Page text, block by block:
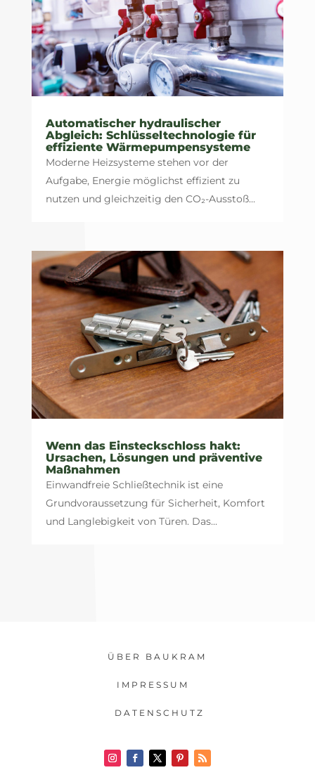
Automatischer hydraulischer
Abgleich: Schlüsseltechnologie für
effiziente Wärmepumpensysteme
Moderne Heizsysteme stehen vor der
Aufgabe, Energie möglichst effizient zu
nutzen und gleichzeitig den CO₂-Ausstoß...
Wenn das Einsteckschloss hakt:
Ursachen, Lösungen und präventive
Maßnahmen
Einwandfreie Schließtechnik ist eine
Grundvoraussetzung für Sicherheit, Komfort
und Langlebigkeit von Türen. Das...
ÜBER BAUKRAM
IMPRESSUM
DATENSCHUTZ